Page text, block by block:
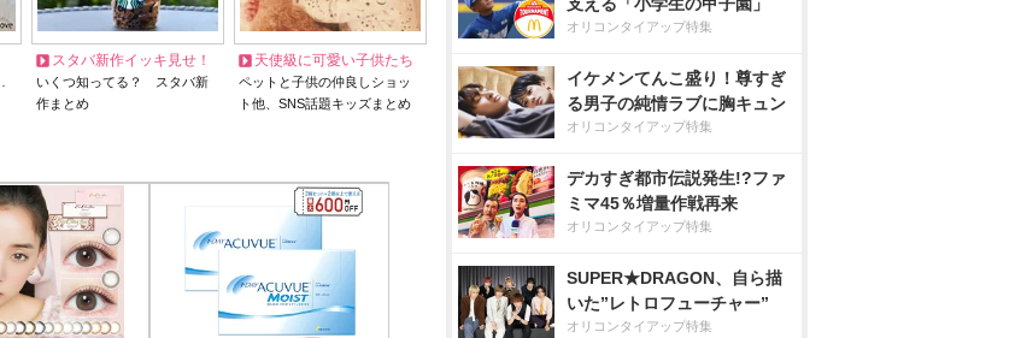
スタバ新作イッキ見せ！
いくつ知ってる？ スタバ新
作まとめ
天使級に可愛い子供たち
ペットと子供の仲良しショッ
ト他、SNS話題キッズまとめ
オリコンタイアップ特集
イケメンてんこ盛り！尊すぎ
る男子の純情ラブに胸キュン
オリコンタイアップ特集
デカすぎ都市伝説発生!?ファ
ミマ45％増量作戦再来
オリコンタイアップ特集
SUPER★DRAGON、自ら描
いた”レトロフューチャー”
オリコンタイアップ特集